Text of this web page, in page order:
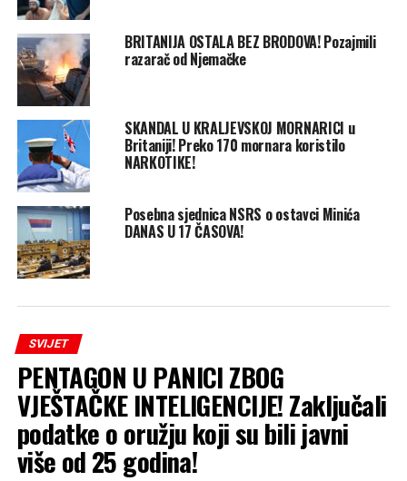
BRITANIJA OSTALA BEZ BRODOVA! Pozajmili
razarač od Njemačke
SKANDAL U KRALJEVSKOJ MORNARICI u
Britaniji! Preko 170 mornara koristilo
NARKOTIKE!
Posebna sjednica NSRS o ostavci Minića
DANAS U 17 ČASOVA!
SVIJET
PENTAGON U PANICI ZBOG
VJEŠTAČKE INTELIGENCIJE! Zaključali
podatke o oružju koji su bili javni
više od 25 godina!